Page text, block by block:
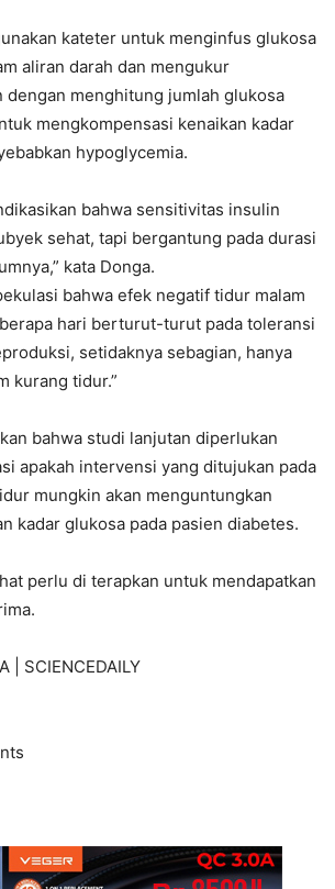
kateter untuk menginfus glukosa
aliran darah dan mengukur
menghitung jumlah glukosa
mengkompensasi kenaikan kadar
hypoglycemia.
bahwa sensitivitas insulin
sehat, tapi bergantung pada durasi
kata Donga.
bahwa efek negatif tidur malam
hari berturut-turut pada toleransi
setidaknya sebagian, hanya
kurang tidur.”
bahwa studi lanjutan diperlukan
apakah intervensi yang ditujukan pada
mungkin akan menguntungkan
kadar glukosa pada pasien diabetes.
perlu di terapkan untuk mendapatkan
| SCIENCEDAILY